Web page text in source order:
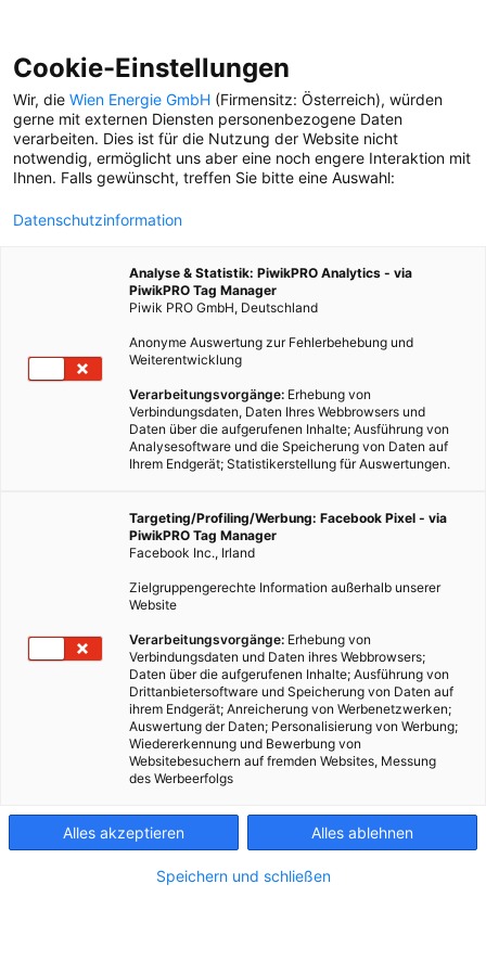
KONZERT
Stil beginnen: Am 1. Jänner
führen die Wiener
Symphoniker Beethovens
Wir verlosen 2x2 Karten.
STADTSPAZIERGANG
Mit Josh. zwischen Mauer
und Alterlaa: „Das hier, das
ist Kindheit!“
Cookie-Einstellungen
Wir, die Wien Energie GmbH (Firmensitz: Österreich), würden
gerne mit externen Diensten personenbezogene Daten
verarbeiten. Dies ist für die Nutzung der Website nicht
notwendig, ermöglicht uns aber eine noch engere Interaktion mit
Ihnen. Falls gewünscht, treffen Sie bitte eine Auswahl:
Datenschutzinformation
Analyse & Statistik: PiwikPRO Analytics - via
PiwikPRO Tag Manager
Piwik PRO GmbH, Deutschland
Anonyme Auswertung zur Fehlerbehebung und
Weiterentwicklung
Verarbeitungsvorgänge: Erhebung von
Verbindungsdaten, Daten Ihres Webbrowsers und
Daten über die aufgerufenen Inhalte; Ausführung von
Analysesoftware und die Speicherung von Daten auf
Ihrem Endgerät; Statistikerstellung für Auswertungen.
Targeting/Profiling/Werbung: Facebook Pixel - via
PiwikPRO Tag Manager
Facebook Inc., Irland
Zielgruppengerechte Information außerhalb unserer
Website
Verarbeitungsvorgänge: Erhebung von
Verbindungsdaten und Daten ihres Webbrowsers;
Daten über die aufgerufenen Inhalte; Ausführung von
Drittanbietersoftware und Speicherung von Daten auf
ihrem Endgerät; Anreicherung von Werbenetzwerken;
Auswertung der Daten; Personalisierung von Werbung;
Wiedererkennung und Bewerbung von
Websitebesuchern auf fremden Websites, Messung
des Werbeerfolgs
Alles akzeptieren Alles ablehnen
Speichern und schließen